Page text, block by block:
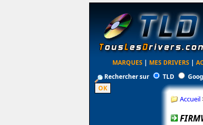
MARQUES | MES DRIVERS |
Rechercher sur
TLD
Accueil